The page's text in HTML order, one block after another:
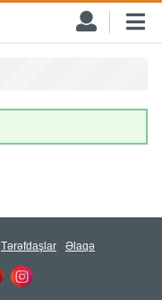
Tərəfdaşlar Əlaqə